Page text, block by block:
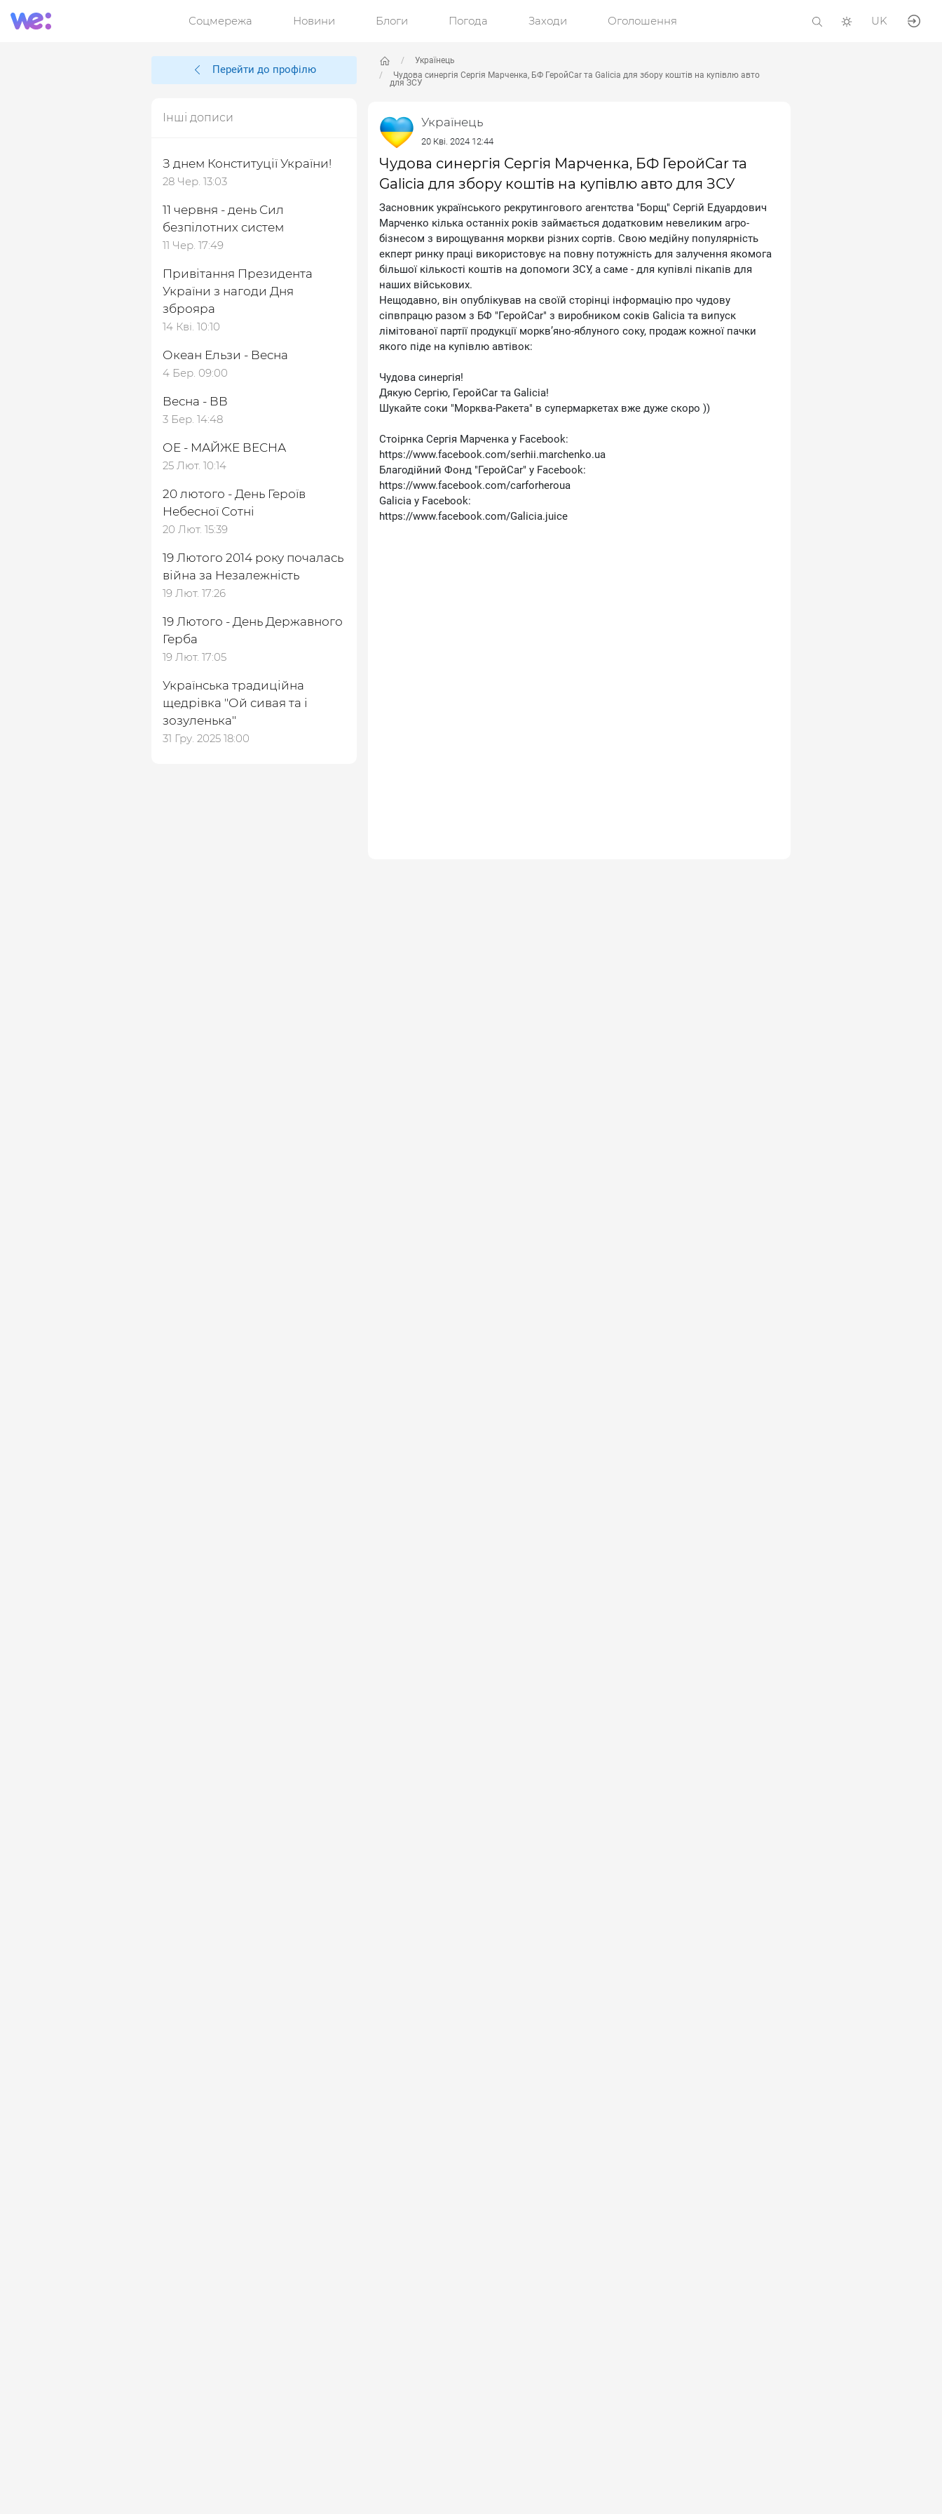
Соцмережа Новини Блоги Погода Заходи Оголошення UK
Перейти до профілю
Інші дописи
З днем Конституції України!
28 Чер. 13:03
11 червня - день Сил
безпілотних систем
11 Чер. 17:49
Привітання Президента
України з нагоди Дня
зброяра
14 Кві. 10:10
Океан Ельзи - Весна
4 Бер. 09:00
Весна - ВВ
3 Бер. 14:48
ОЕ - МАЙЖЕ ВЕСНА
25 Лют. 10:14
20 лютого - День Героїв
Небесної Сотні
20 Лют. 15:39
19 Лютого 2014 року почалась
війна за Незалежність
19 Лют. 17:26
19 Лютого - День Державного
Герба
19 Лют. 17:05
Українська традиційна
щедрівка ″Ой сивая та і
зозуленька″
31 Гру. 2025 18:00
Українець
Чудова синергія Сергія Марченка, БФ ГеройCar та Galicia для збору коштів на купівлю авто
для ЗСУ
Українець
20 Кві. 2024 12:44
Чудова синергія Сергія Марченка, БФ ГеройCar та
Galicia для збору коштів на купівлю авто для ЗСУ
Засновник українського рекрутингового агентства ″Борщ″ Сергій Едуардович
Марченко кілька останніх років займається додатковим невеликим агро-
бізнесом з вирощування моркви різних сортів. Свою медійну популярність
екперт ринку праці використовує на повну потужність для залучення якомога
більшої кількості коштів на допомоги ЗСУ, а саме - для купівлі пікапів для
наших військових.
Нещодавно, він опублікував на своїй сторінці інформацію про чудову
сіпвпрацю разом з БФ ″ГеройCar″ з виробником соків Galicia та випуск
лімітованої партії продукції морквʼяно-яблуного соку, продаж кожної пачки
якого піде на купівлю автівок:
Чудова синергія!
Дякую Сергію, ГеройCar та Galicia!
Шукайте соки ″Морква-Ракета″ в супермаркетах вже дуже скоро ))
Стоірнка Сергія Марченка у Facebook:
https://www.facebook.com/serhii.marchenko.ua
Благодійний Фонд ″ГеройCar″ у Facebook:
https://www.facebook.com/carforheroua
Galicia у Facebook:
https://www.facebook.com/Galicia.juice